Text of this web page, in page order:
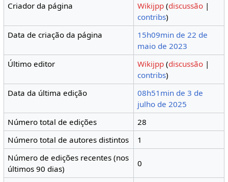
Criador da página Wikijpp (discussão |
contribs)
Data de criação da página
15h09min de 22 de
maio de 2023
Último editor
Wikijpp (discussão |
contribs)
Data da última edição
08h51min de 3 de
julho de 2025
Número total de edições
28
Número total de autores distintos
1
Número de edições recentes (nos
últimos 90 dias)
0